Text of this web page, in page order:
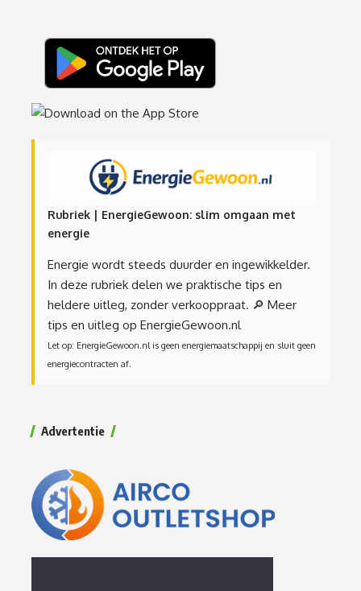
Rubriek | EnergieGewoon: slim omgaan met
energie
Energie wordt steeds duurder en ingewikkelder.
In deze rubriek delen we praktische tips en
heldere uitleg, zonder verkooppraat. 🔎 Meer
tips en uitleg op EnergieGewoon.nl
Let op: EnergieGewoon.nl is geen energiemaatschappij en sluit geen
energiecontracten af.
Advertentie